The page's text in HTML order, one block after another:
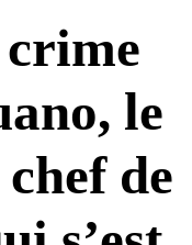
le
de